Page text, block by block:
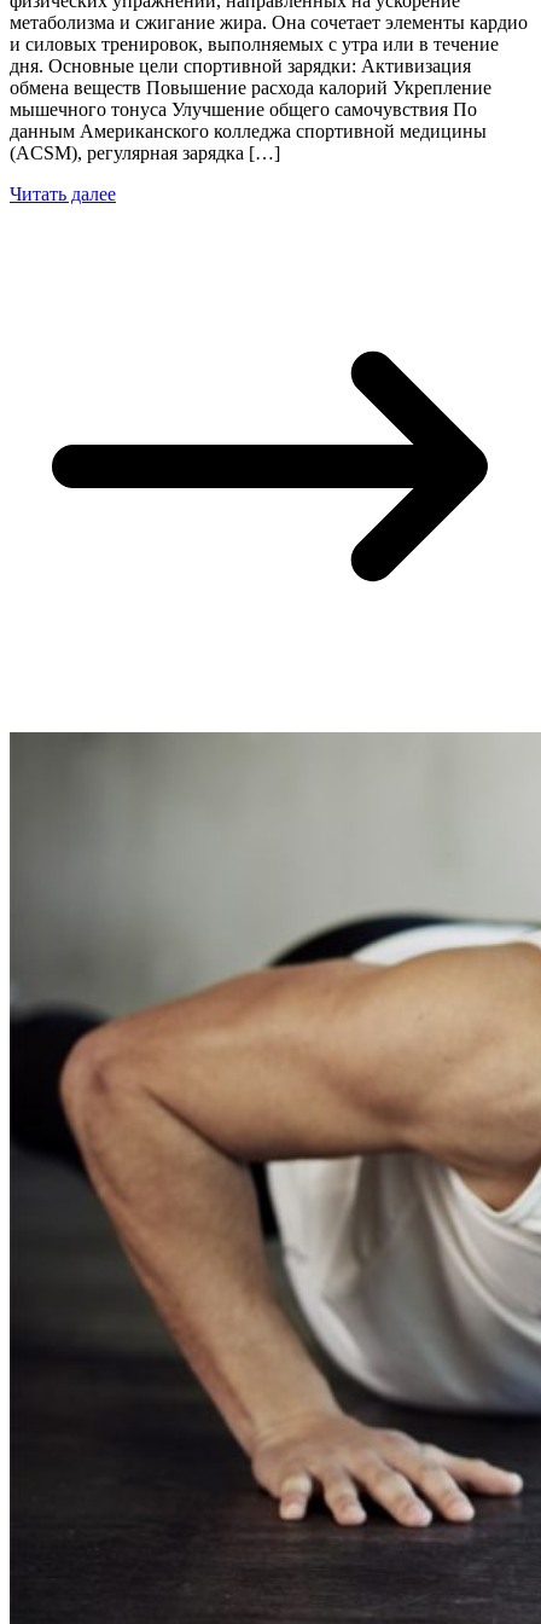
метаболизма и сжигание жира. Она сочетает элементы кардио
и силовых тренировок, выполняемых с утра или в течение
дня. Основные цели спортивной зарядки: Активизация
обмена веществ Повышение расхода калорий Укрепление
мышечного тонуса Улучшение общего самочувствия По
данным Американского колледжа спортивной медицины
(ACSM), регулярная зарядка […]
Читать далее